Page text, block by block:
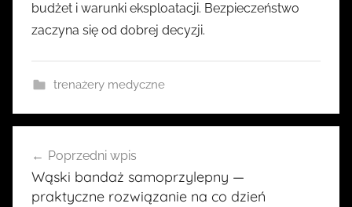
budżet i warunki eksploatacji. Bezpieczeństwo
zaczyna się od dobrej decyzji.
trenażery medyczne
wpisu
Poprzedni wpis
Wąski bandaż samoprzylepny —
praktyczne rozwiązanie na co dzień